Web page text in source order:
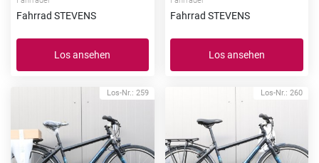
Fahrrad STEVENS
Los ansehen
Fahrrad STEVENS
Los ansehen
Los-Nr.: 259 Los-Nr.: 260